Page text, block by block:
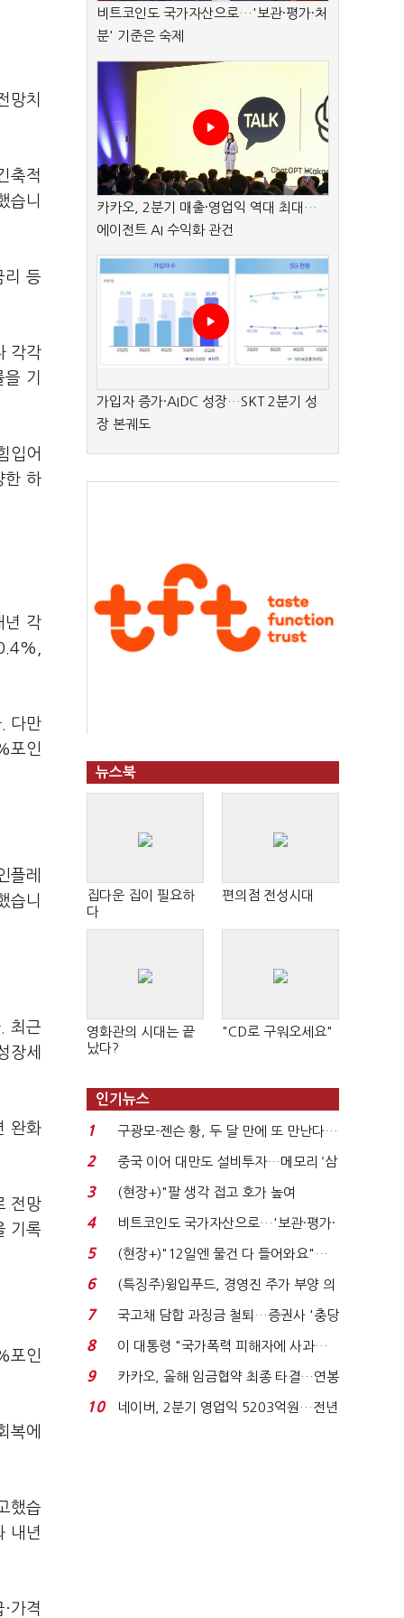
망치
축적
습니
리 등
각각
기
입어
한 하
년 각
다만
포인
플레
습니
최근
장세
완화
전망
기록
포인
복에
했습
내년
가격
비트코인도 국가자산으로…'보관·평가·처
분' 기준은 숙제
카카오, 2분기 매출·영업익 역대 최대…
에이전트 AI 수익화 관건
가입자 증가·AIDC 성장…SKT 2분기 성
장 본궤도
뉴스북
집다운 집이 필요하
다
편의점 전성시대
영화관의 시대는 끝
났다?
"CD로 구워오세요"
인기뉴스
1
구광모-젠슨 황, 두 달 만에 또 만난다…
로봇·AI 등 논...
2
중국 이어 대만도 설비투자…메모리 ‘삼
국전쟁’
3
(현장+)"팔 생각 접고 호가 높여
요"…'덜 똘똘한 한 채' 20...
4
비트코인도 국가자산으로…'보관·평가·
처분' 기준은 ...
5
(현장+)"12일엔 물건 다 들어와요"…
빈 매대 채우며 문 연 ...
6
(특징주)윙입푸드, 경영진 주가 부양 의
지에 상한가...
7
국고채 담합 과징금 철퇴…증권사 '충당
금 폭탄' 우려...
8
이 대통령 "국가폭력 피해자에 사과…
적극적 조사로 진...
9
카카오, 올해 임금협약 최종 타결…연봉
6.3% 인상·격려...
10
네이버, 2분기 영업익 5203억원…전년